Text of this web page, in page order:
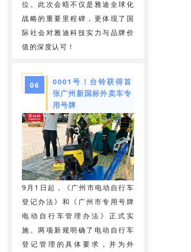
位。此次会晤不仅是雅迪全球化
战略的重要里程碑，更体现了国
际社会对雅迪科技实力与品牌价
值的深度认可！
06
0001号！台铃获得首
张广州新国标外卖车专
用号牌
9月1日起，《广州市电动自行车
登记办法》和《广州市专用号牌
电动自行车管理办法》正式实
施。两项新规明确了电动自行车
登记管理的具体要求，并为外